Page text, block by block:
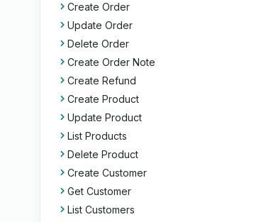
Create Order
Update Order
Delete Order
Create Order Note
Create Refund
Create Product
Update Product
List Products
Delete Product
Create Customer
Get Customer
List Customers